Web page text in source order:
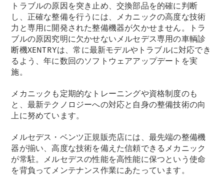
Mercedes-Benz
New models
プラグインハイブリッドモデル
Sedan
トラブルの原因を突き止め、交換部品を的確に判断
し、正確な整備を行うには、メカニックの高度な技術
力と専用に開発された整備機器が欠かせません。トラ
ブルの原因究明に欠かせないメルセデス専用の車輌診
断機XENTRYは、常に最新モデルやトラブルに対応でき
るよう、年に数回のソフトウェアアップデートを実
施。
メカニックも定期的なトレーニングや資格制度のも
と、最新テクノロジーへの対応と自身の整備技術の向
上に努めています。
メルセデス・ベンツ正規販売店には、最先端の整備機
器が揃い、高度な技術を備えた信頼できるメカニック
が常駐。メルセデスの性能を高性能に保つという使命
を背負ってメンテナンス作業にあたっています。